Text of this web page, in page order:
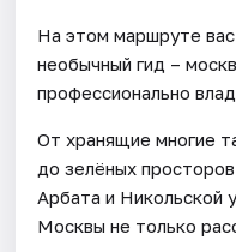
На этом маршруте
необычный гид –
профессионально
От хранящие многие
до зелёных
Арбата и Никольской
Москвы не только